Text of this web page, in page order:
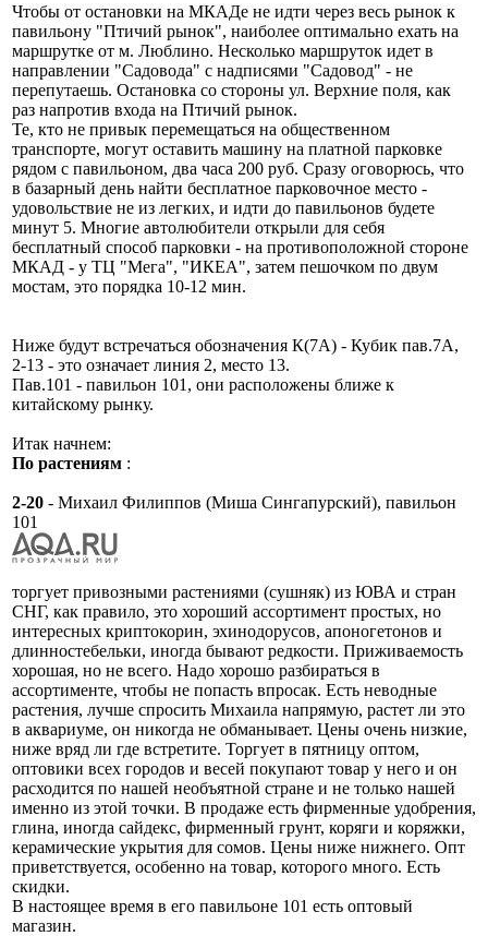
Чтобы от остановки на МКАДе не идти через весь рынок к
павильону "Птичий рынок", наиболее оптимально ехать на
маршрутке от м. Люблино. Несколько маршруток идет в
направлении "Садовода" с надписями "Садовод" - не
перепутаешь. Остановка со стороны ул. Верхние поля, как
раз напротив входа на Птичий рынок.
Те, кто не привык перемещаться на общественном
транспорте, могут оставить машину на платной парковке
рядом с павильоном, два часа 200 руб. Сразу оговорюсь, что
в базарный день найти бесплатное парковочное место -
удовольствие не из легких, и идти до павильонов будете
минут 5. Многие автолюбители открыли для себя
бесплатный способ парковки - на противоположной стороне
МКАД - у ТЦ "Мега", "ИКЕА", затем пешочком по двум
мостам, это порядка 10-12 мин.
Ниже будут встречаться обозначения К(7А) - Кубик пав.7А,
2-13 - это означает линия 2, место 13.
Пав.101 - павильон 101, они расположены ближе к
китайскому рынку.
Итак начнем:
По растениям :
2-20 - Михаил Филиппов (Миша Сингапурский), павильон
101
торгует привозными растениями (сушняк) из ЮВА и стран
СНГ, как правило, это хороший ассортимент простых, но
интересных криптокорин, эхинодорусов, апоногетонов и
длинностебельки, иногда бывают редкости. Приживаемость
хорошая, но не всего. Надо хорошо разбираться в
ассортименте, чтобы не попасть впросак. Есть неводные
растения, лучше спросить Михаила напрямую, растет ли это
в аквариуме, он никогда не обманывает. Цены очень низкие,
ниже вряд ли где встретите. Торгует в пятницу оптом,
оптовики всех городов и весей покупают товар у него и он
расходится по нашей необъятной стране и не только нашей
именно из этой точки. В продаже есть фирменные удобрения,
глина, иногда сайдекс, фирменный грунт, коряги и коряжки,
керамические укрытия для сомов. Цены ниже нижнего. Опт
приветствуется, особенно на товар, которого много. Есть
скидки.
В настоящее время в его павильоне 101 есть оптовый
магазин.